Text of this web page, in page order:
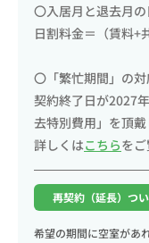
〇入居月と退去月
日割料金＝（賃料+
〇「繁忙期間」の
契約終了日が2027
去特別費用」を頂
詳しくはこちらを
再契約（延長）つ
希望の期間に空室があ